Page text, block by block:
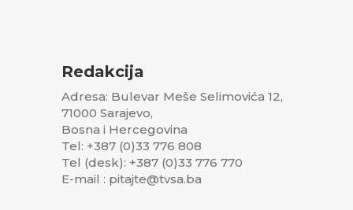
Redakcija
Adresa: Bulevar Meše Selimovića 12,
71000 Sarajevo,
Bosna i Hercegovina
Tel: +387 (0)33 776 808
Tel (desk): +387 (0)33 776 770
E-mail : pitajte@tvsa.ba